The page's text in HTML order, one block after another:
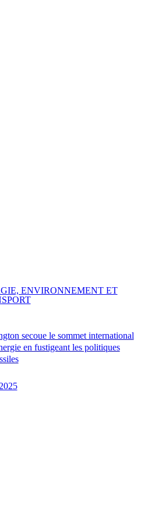
secoue le sommet international
en fustigeant les politiques
ENVIRONNEMENT ET